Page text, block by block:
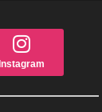
Instagram